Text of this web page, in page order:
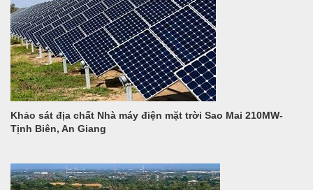
Khảo sát địa chất Nhà máy điện mặt trời Sao Mai 210MW-
Tịnh Biên, An Giang